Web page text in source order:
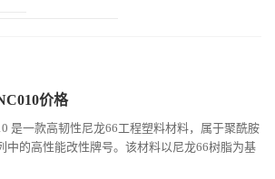
价格
是一款高韧性尼龙66工程塑料材料，属于聚酰胺
中的高性能改性牌号。该材料以尼龙66树脂为基